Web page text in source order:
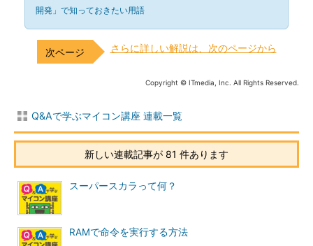
開発」で知っておきたい用語
さらに詳しい解説は、次のページから
Copyright © ITmedia, Inc. All Rights Reserved.
Q&Aで学ぶマイコン講座 連載一覧
新しい連載記事が 81 件あります
スーパースカラって何？
RAMで命令を実行する方法